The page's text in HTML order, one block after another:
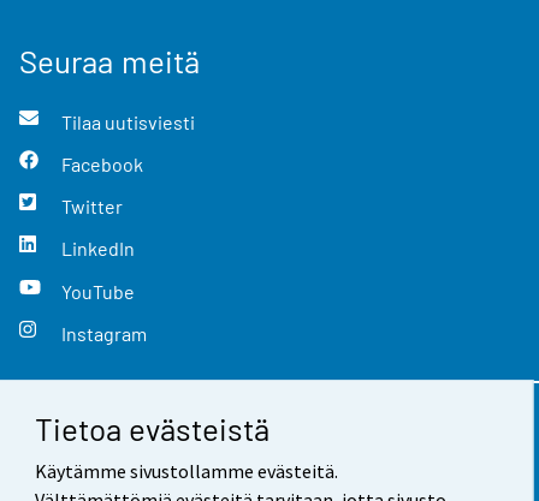
Tietoa evästeistä
Käytämme sivustollamme evästeitä.
Seuraa meitä
Tilaa uutisviesti
Facebook
Twitter
LinkedIn
YouTube
Instagram
Yhteystiedot
Palaute